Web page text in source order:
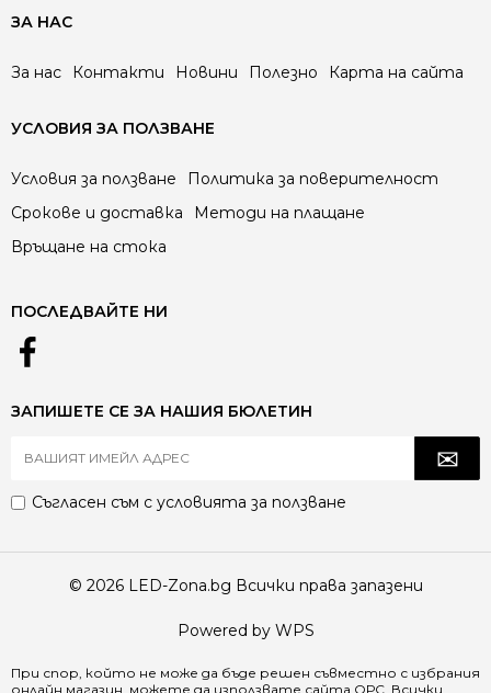
ЗА НАС
За нас Контакти Новини Полезно Карта на сайта
УСЛОВИЯ ЗА ПОЛЗВАНЕ
Условия за ползване
Политика за поверителност
Срокове и доставка
Методи на плащане
Връщане на стока
ПОСЛЕДВАЙТЕ НИ
ЗАПИШЕТЕ СЕ ЗА НАШИЯ БЮЛЕТИН
Съгласен съм с условията за ползване
© 2026 LED-Zona.bg Всички права запазени
Powered by WPS
При спор, който не може да бъде решен съвместно с избрания
онлайн магазин, можете да използвате сайта ОРС . Всички